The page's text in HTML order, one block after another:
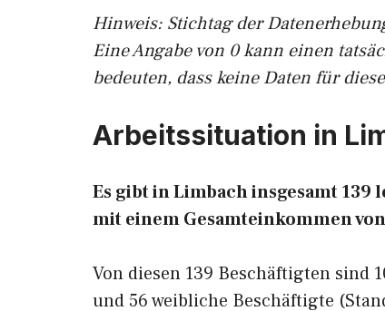
Hinweis: Stichtag der
Eine Angabe von 0 kann einen
bedeuten, dass keine Daten für
Arbeitssituation in
Es gibt in Limbach insgesamt
mit einem Gesamteinkommen
Von diesen 139 Beschäftigten sind
und 56 weibliche Beschäftigte